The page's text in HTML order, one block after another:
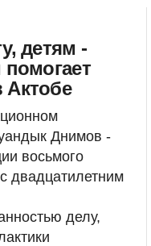
детям -
Днимов -
восьмого
двадцатилетним
делу,